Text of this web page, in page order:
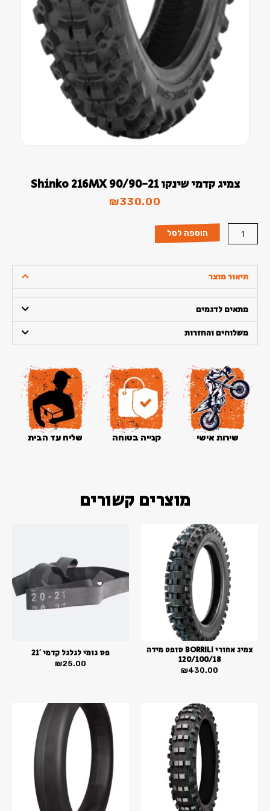
צמיג קדמי שינקו 90/90-21 Shinko 216MX
₪330.00
כמות
של
שינקו
90/90-
Shinko
216MX
הוספה לסל
תיאור מוצר
מתאים לדגמים
משלוחים והחזרות
שירות אישי קנייה בטוחה שליח עד הבית
מוצרים קשורים
צמיג אחורי BORRILI סופט מידה
120/100/18
₪430.00
פס גומי לגלגל קדמי 21′
₪25.00